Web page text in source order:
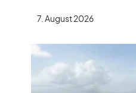
7. August 2026